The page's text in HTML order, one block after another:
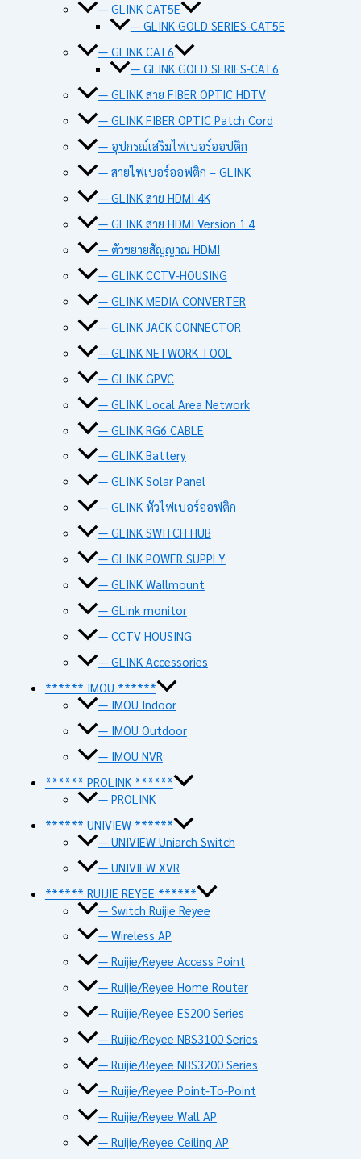
— GLINK CAT5E
— GLINK GOLD SERIES-CAT5E
— GLINK CAT6
— GLINK GOLD SERIES-CAT6
— GLINK สาย FIBER OPTIC HDTV
— GLINK FIBER OPTIC Patch Cord
— อุปกรณ์เสริมไฟเบอร์ออปติก
— สายไฟเบอร์ออฟติก – GLINK
— GLINK สาย HDMI 4K
— GLINK สาย HDMI Version 1.4
— ตัวขยายสัญญาณ HDMI
— GLINK CCTV-HOUSING
— GLINK MEDIA CONVERTER
— GLINK JACK CONNECTOR
— GLINK NETWORK TOOL
— GLINK GPVC
— GLINK Local Area Network
— GLINK RG6 CABLE
— GLINK Battery
— GLINK Solar Panel
— GLINK หัวไฟเบอร์ออฟติก
— GLINK SWITCH HUB
— GLINK POWER SUPPLY
— GLINK Wallmount
— GLink monitor
— CCTV HOUSING
— GLINK Accessories
****** IMOU ******
— IMOU Indoor
— IMOU Outdoor
— IMOU NVR
****** PROLINK ******
— PROLINK
****** UNIVIEW ******
— UNIVIEW Uniarch Switch
— UNIVIEW XVR
****** RUIJIE REYEE ******
— Switch Ruijie Reyee
— Wireless AP
— Ruijie/Reyee Access Point
— Ruijie/Reyee Home Router
— Ruijie/Reyee ES200 Series
— Ruijie/Reyee NBS3100 Series
— Ruijie/Reyee NBS3200 Series
— Ruijie/Reyee Point-To-Point
— Ruijie/Reyee Wall AP
— Ruijie/Reyee Ceiling AP